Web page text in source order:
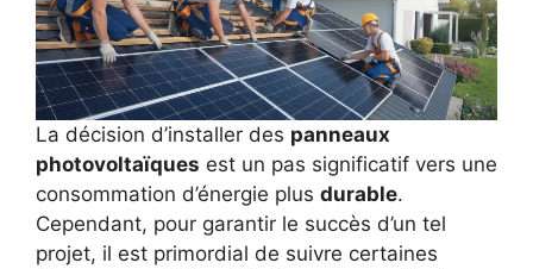
La décision d’installer des panneaux
photovoltaïques est un pas significatif vers une
consommation d’énergie plus durable.
Cependant, pour garantir le succès d’un tel
projet, il est primordial de suivre certaines